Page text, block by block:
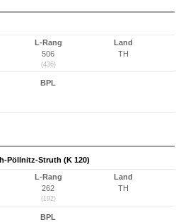
L-Rang
506
(436)
Land
TH
BPL
Pöllnitz-Struth (K 120)
L-Rang
262
(192)
Land
TH
BPL